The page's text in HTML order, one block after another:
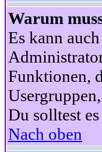
Warum
Es kann
Funktionen,
Du solltest
Nach oben